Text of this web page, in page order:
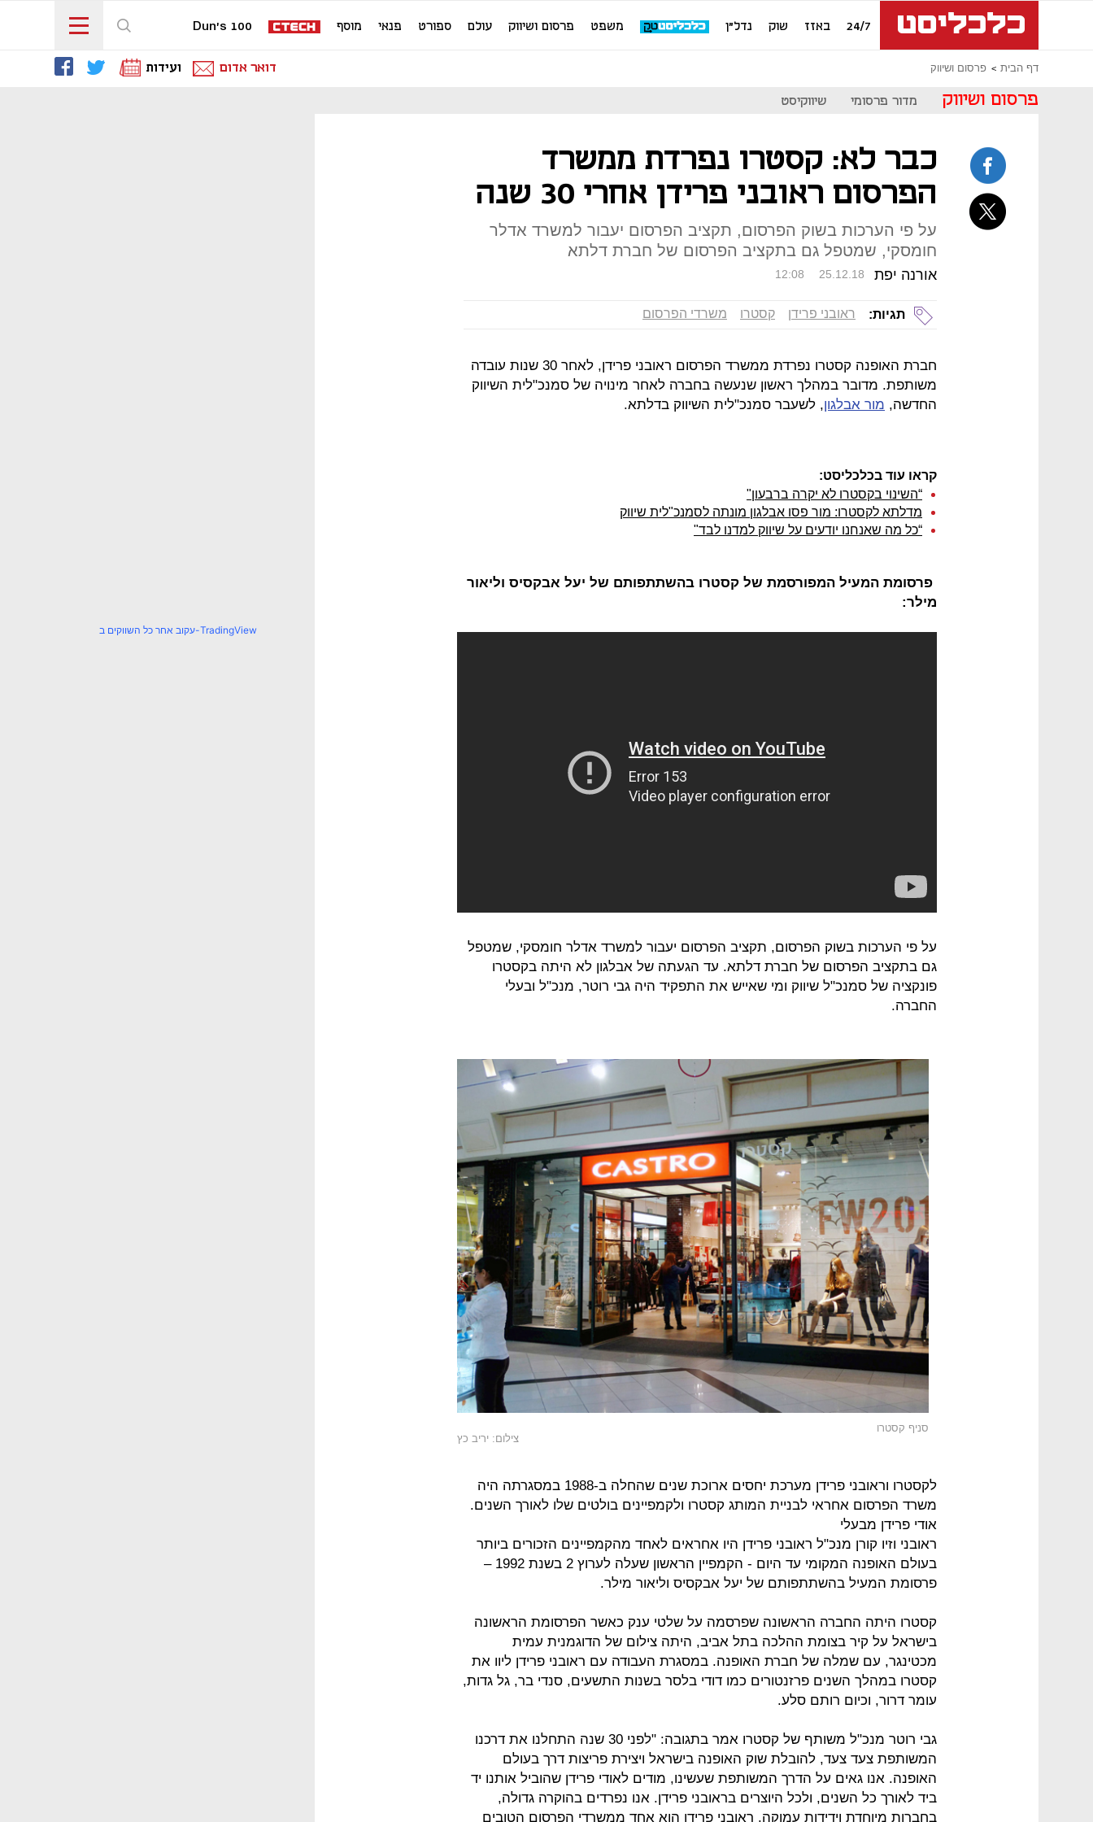
24/7 באזז שוק נדל"ן משפט פרסום ושיווק עולם ספורט פנאי מוסף Dun's 100
דף הבית פרסום ושיווק דואר אדום ועידות
פרסום ושיווק מדור פרסומי שיווקיסט
כבר לא: קסטרו נפרדת ממשרד
הפרסום ראובני פרידן אחרי 30 שנה
על פי הערכות בשוק הפרסום, תקציב הפרסום יעבור למשרד אדלר
חומסקי, שמטפל גם בתקציב הפרסום של חברת דלתא
אורנה יפת 12:08 25.12.18
תגיות: ראובני פרידן קסטרו משרדי הפרסום
חברת האופנה קסטרו נפרדת ממשרד הפרסום ראובני פרידן, לאחר 30 שנות עובדה
משותפת. מדובר במהלך ראשון שנעשה בחברה לאחר מינויה של סמנכ"לית השיווק
החדשה, מור אבלגון, לשעבר סמנכ"לית השיווק בדלתא.
קראו עוד בכלכליסט:
“השינוי בקסטרו לא יקרה ברבעון"
מדלתא לקסטרו: מור פסו אבלגון מונתה לסמנכ"לית שיווק
“כל מה שאנחנו יודעים על שיווק למדנו לבד"
פרסומת המעיל המפורסמת של קסטרו בהשתתפותם של יעל אבקסיס וליאור
מילר:
על פי הערכות בשוק הפרסום, תקציב הפרסום יעבור למשרד אדלר חומסקי, שמטפל
גם בתקציב הפרסום של חברת דלתא. עד הגעתה של אבלגון לא היתה בקסטרו
פונקציה של סמנכ"ל שיווק ומי שאייש את התפקיד היה גבי רוטר, מנכ"ל ובעלי
החברה.
סניף קסטרו
צילום: יריב כץ
לקסטרו וראובני פרידן מערכת יחסים ארוכת שנים שהחלה ב-1988 במסגרתה היה
משרד הפרסום אחראי לבניית המותג קסטרו ולקמפיינים בולטים שלו לאורך השנים.
אודי פרידן מבעלי
ראובני וזיו קורן מנכ"ל ראובני פרידן היו אחראים לאחד מהקמפיינים הזכורים ביותר
בעולם האופנה המקומי עד היום - הקמפיין הראשון שעלה לערוץ 2 בשנת 1992 –
פרסומת המעיל בהשתתפותם של יעל אבקסיס וליאור מילר.
קסטרו היתה החברה הראשונה שפרסמה על שלטי ענק כאשר הפרסומת הראשונה
בישראל על קיר בצומת ההלכה בתל אביב, היתה צילום של הדוגמנית עמית
מכטינגר, עם שמלה של חברת האופנה. במסגרת העבודה עם ראובני פרידן ליוו את
קסטרו במהלך השנים פרזנטורים כמו דודי בלסר בשנות התשעים, סנדי בר, גל גדות,
עומר דרור, וכיום רותם סלע.
גבי רוטר מנכ"ל משותף של קסטרו אמר בתגובה: "לפני 30 שנה התחלנו את דרכנו
המשותפת צעד צעד, להובלת שוק האופנה בישראל ויצירת פריצות דרך בעולם
האופנה. אנו גאים על הדרך המשותפת שעשינו, מודים לאודי פרידן שהוביל אותנו יד
ביד לאורך כל השנים, ולכל היוצרים בראובני פרידן. אנו נפרדים בהוקרה גדולה,
בחברות מיוחדת וידידות עמוקה. ראובני פרידן הוא אחד ממשרדי הפרסום הטובים
עקוב אחר כל השווקים ב-TradingView